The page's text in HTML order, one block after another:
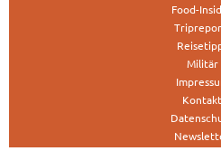
Food-
Militär
Kontakt